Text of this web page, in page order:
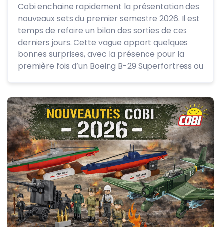
Cobi enchaine rapidement la présentation des
nouveaux sets du premier semestre 2026. Il est
temps de refaire un bilan des sorties de ces
derniers jours. Cette vague apport quelques
bonnes surprises, avec la présence pour la
première fois d’un Boeing B-29 Superfortress ou